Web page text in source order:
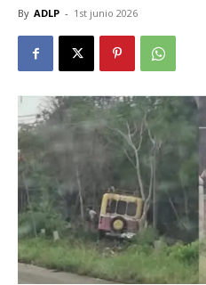
By ADLP - 1st junio 2026